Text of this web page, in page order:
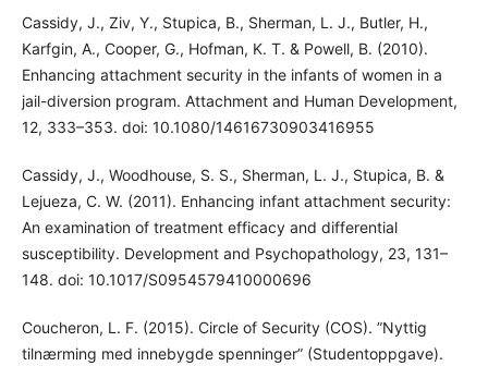
Cassidy, J., Ziv, Y., Stupica, B., Sherman, L. J., Butler, H.,
Karfgin, A., Cooper, G., Hofman, K. T. & Powell, B. (2010).
Enhancing attachment security in the infants of women in a
jail-diversion program. Attachment and Human Development,
12, 333–353. doi: 10.1080/14616730903416955
Cassidy, J., Woodhouse, S. S., Sherman, L. J., Stupica, B. &
Lejueza, C. W. (2011). Enhancing infant attachment security:
An examination of treatment efficacy and differential
susceptibility. Development and Psychopathology, 23, 131–
148. doi: 10.1017/S0954579410000696
Coucheron, L. F. (2015). Circle of Security (COS). ”Nyttig
tilnærming med innebygde spenninger” (Studentoppgave).